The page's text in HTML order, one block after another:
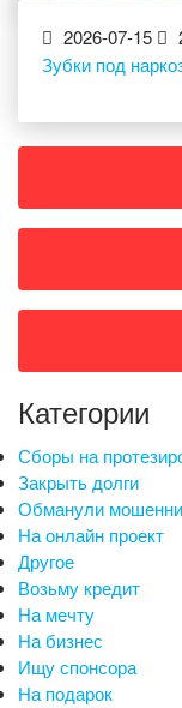
2026-07-15
Зубки под
Категории
Сборы на
Закрыть долги
Обманули
На онлайн проект
Другое
Возьму кредит
На мечту
На бизнес
Ищу спонсора
На подарок